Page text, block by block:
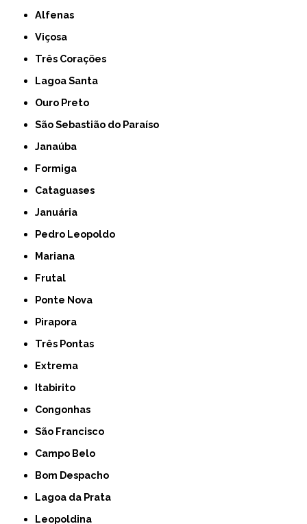
Alfenas
Viçosa
Três Corações
Lagoa Santa
Ouro Preto
São Sebastião do Paraíso
Janaúba
Formiga
Cataguases
Januária
Pedro Leopoldo
Mariana
Frutal
Ponte Nova
Pirapora
Três Pontas
Extrema
Itabirito
Congonhas
São Francisco
Campo Belo
Bom Despacho
Lagoa da Prata
Leopoldina